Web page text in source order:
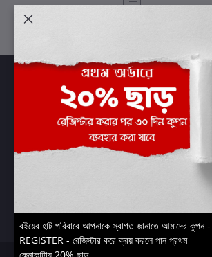
সাবস্ক্রাইব
বইয়ের হাট পরিবারে আপনাকে স্বাগত জানাতে আমাদের কুপন -
REGISTER - রেজিস্টার করে ক্রয় করলে পান প্রথম